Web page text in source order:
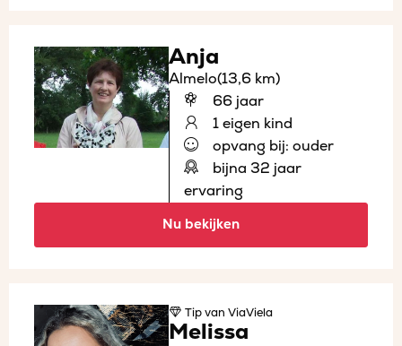
Anja
Almelo(13,6 km)
66 jaar
1 eigen kind
opvang bij: ouder
bijna 32 jaar
ervaring
Nu bekijken
Tipvan ViaViela
Melissa